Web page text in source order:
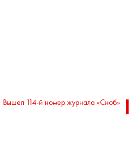
Вышел 114-й номер журнала «Сноб»